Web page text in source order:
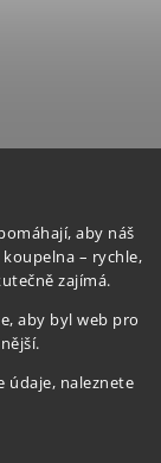
aby náš
– rychle,
zajímá.
aby byl web pro
údaje, naleznete